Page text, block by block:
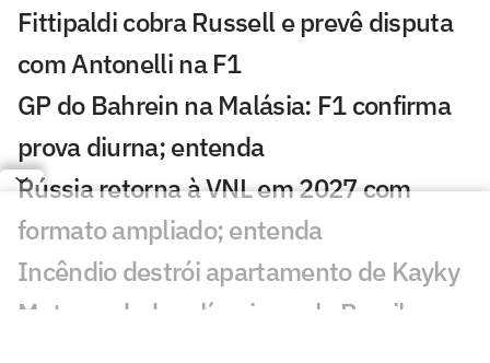
Fittipaldi cobra Russell e prevê disputa
com Antonelli na F1
GP do Bahrein na Malásia: F1 confirma
prova diurna; entenda
Rússia retorna à VNL em 2027 com
formato ampliado; entenda
Incêndio destrói apartamento de Kayky
Mota, nadador olímpico pelo Brasil